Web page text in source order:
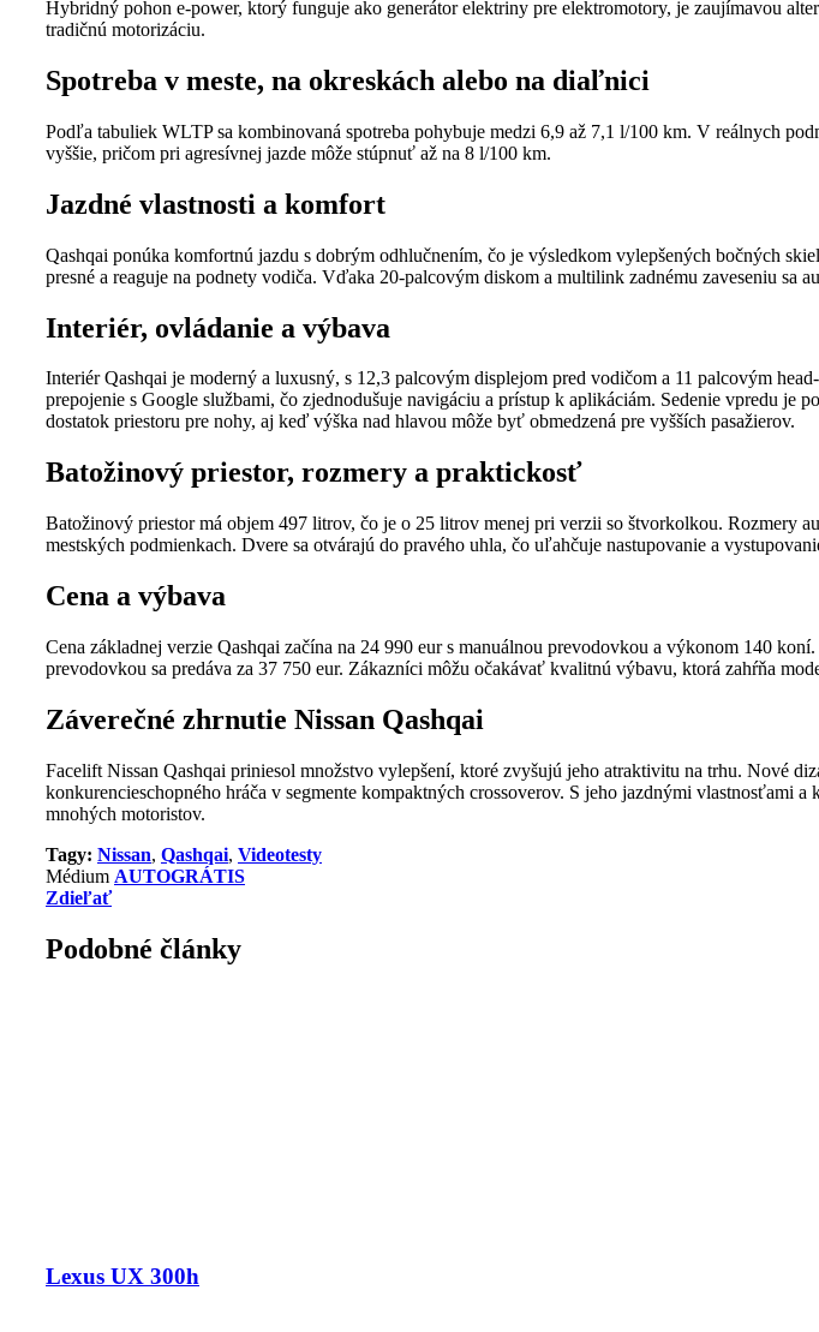
Hybridný pohon e-power, ktorý funguje ako generátor elektriny pre elektromotory, je zaujímavou
tradičnú motorizáciu.
Spotreba v meste, na okreskách alebo na diaľnici
Podľa tabuliek WLTP sa kombinovaná spotreba pohybuje medzi 6,9 až 7,1 l/100 km. V reálnych
vyššie, pričom pri agresívnej jazde môže stúpnuť až na 8 l/100 km.
Jazdné vlastnosti a komfort
Qashqai ponúka komfortnú jazdu s dobrým odhlučnením, čo je výsledkom vylepšených bočných
presné a reaguje na podnety vodiča. Vďaka 20-palcovým diskom a multilink zadnému zaveseniu sa
Interiér, ovládanie a výbava
Interiér Qashqai je moderný a luxusný, s 12,3 palcovým displejom pred vodičom a 11 palcovým
prepojenie s Google službami, čo zjednodušuje navigáciu a prístup k aplikáciám. Sedenie vpredu je
dostatok priestoru pre nohy, aj keď výška nad hlavou môže byť obmedzená pre vyšších pasažierov.
Batožinový priestor, rozmery a praktickosť
Batožinový priestor má objem 497 litrov, čo je o 25 litrov menej pri verzii so štvorkolkou. Rozmery
mestských podmienkach. Dvere sa otvárajú do pravého uhla, čo uľahčuje nastupovanie a
Cena a výbava
Cena základnej verzie Qashqai začína na 24 990 eur s manuálnou prevodovkou a výkonom 140
prevodovkou sa predáva za 37 750 eur. Zákazníci môžu očakávať kvalitnú výbavu, ktorá zahŕňa
Záverečné zhrnutie Nissan Qashqai
Facelift Nissan Qashqai priniesol množstvo vylepšení, ktoré zvyšujú jeho atraktivitu na trhu. Nové
konkurencieschopného hráča v segmente kompaktných crossoverov. S jeho jazdnými vlastnosťami
mnohých motoristov.
Tagy: Nissan, Qashqai, Videotesty
Médium AUTOGRÁTIS
Zdieľať
Podobné články
Lexus UX 300h